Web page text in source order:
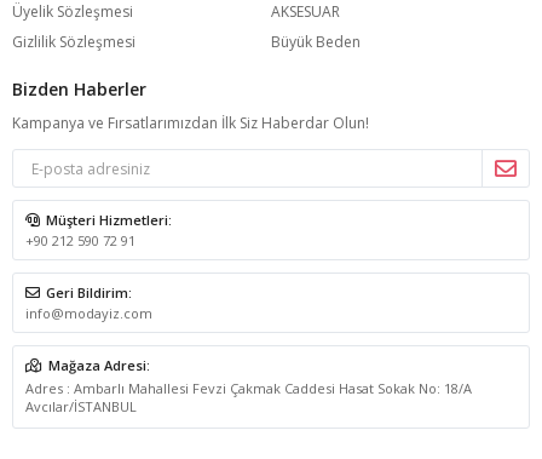
Üyelik Sözleşmesi
Gizlilik Sözleşmesi
AKSESUAR
Büyük Beden
Bizden Haberler
Kampanya ve Fırsatlarımızdan İlk Siz Haberdar Olun!
Müşteri Hizmetleri:
+90 212 590 72 91
Geri Bildirim:
info@modayiz.com
Mağaza Adresi:
Adres : Ambarlı Mahallesi Fevzi Çakmak Caddesi Hasat Sokak No: 18/A
Avcılar/İSTANBUL